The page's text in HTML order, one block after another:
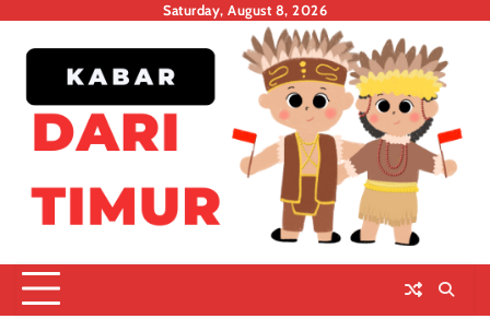
Saturday, August 8, 2026